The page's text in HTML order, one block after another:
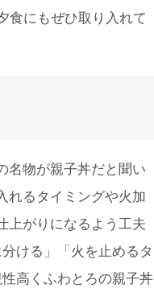
食にもぜひ取り入れて
名物が親子丼だと聞い
れるタイミングや火加
上がりになるよう工夫
ける」「火を止めるタ
高くふわとろの親子丼